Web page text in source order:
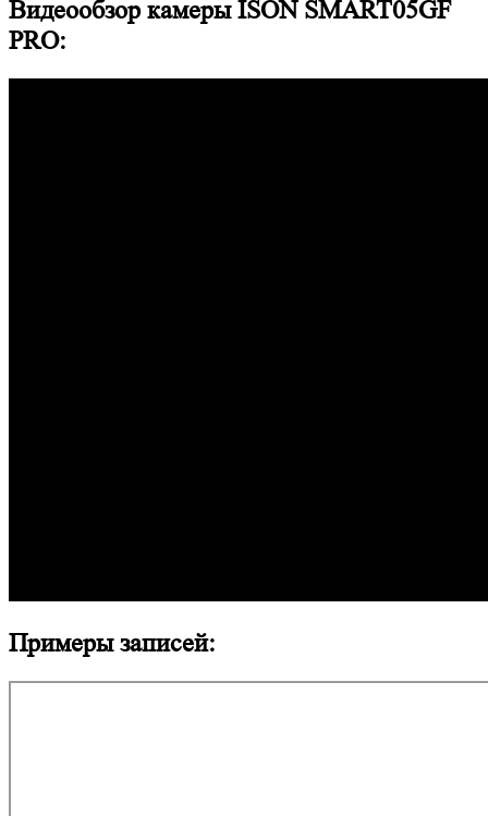
Видеообзор камеры ISON SMART05GF
PRO:
Примеры записей: